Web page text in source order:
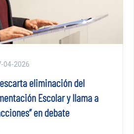
04-2026
eliminación del
Escolar y llama a
en debate